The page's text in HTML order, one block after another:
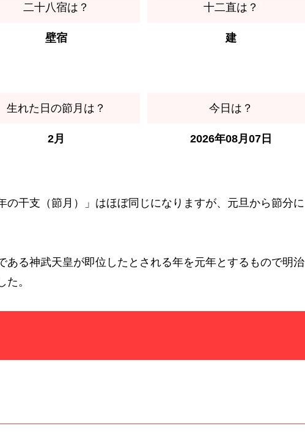
二十八宿は？
壁宿
十二直は？
建
生れた日の節月は？
2月
今日は？
2026年08月07日
の干支（節月）」はほぼ同じになりますが、元旦から節分に
ある神武天皇が即位したとされる年を元年とするもので明治
。